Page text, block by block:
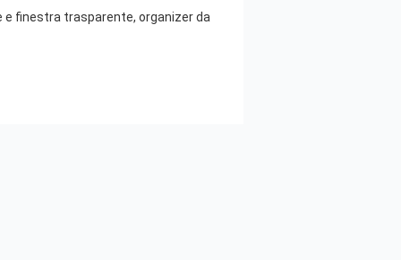
e finestra trasparente, organizer da